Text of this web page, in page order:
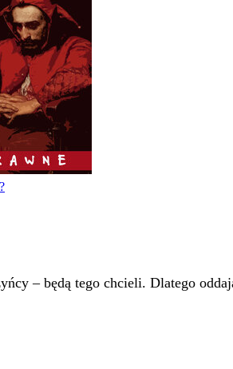
– będą tego chcieli. Dlatego